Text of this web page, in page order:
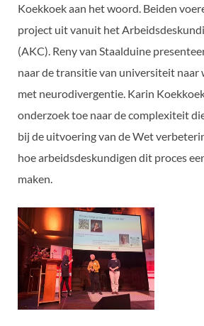
Koekkoek aan het woord. Beiden
project uit vanuit het
(AKC). Reny van Staalduine
naar de transitie van universiteit naar
met neurodivergentie. Karin
onderzoek toe naar de complexiteit
bij de uitvoering van de Wet
hoe arbeidsdeskundigen dit proces
maken.